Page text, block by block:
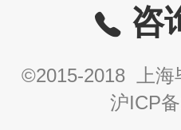
咨
©2015-2018 上海
沪ICP